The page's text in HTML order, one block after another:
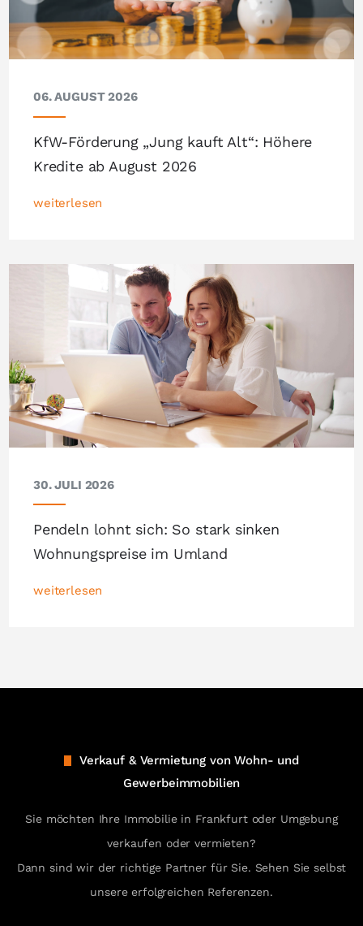
06. AUGUST 2026
KfW-Förderung „Jung kauft Alt“: Höhere
Kredite ab August 2026
weiterlesen
30. JULI 2026
Pendeln lohnt sich: So stark sinken
Wohnungspreise im Umland
weiterlesen
Verkauf & Vermietung von Wohn- und
Gewerbeimmobilien
Sie möchten Ihre Immobilie in Frankfurt oder Umgebung
verkaufen oder vermieten?
Dann sind wir der richtige Partner für Sie. Sehen Sie selbst
unsere erfolgreichen Referenzen.